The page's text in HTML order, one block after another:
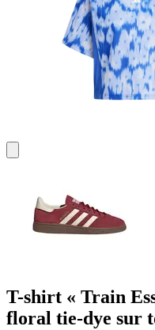
T-shirt « Train
floral tie-dye sur